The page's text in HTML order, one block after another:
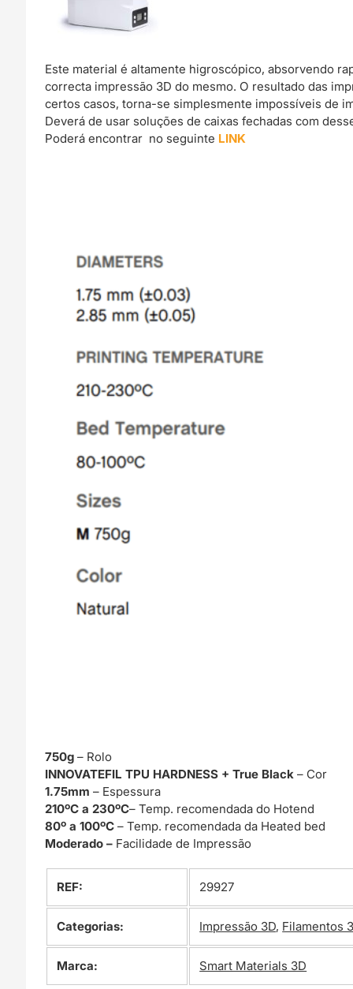
Este material é altamente higroscópico, absorvendo
correcta impressão 3D do mesmo. O resultado das
certos casos, torna-se simplesmente impossíveis de
Deverá de usar soluções de caixas fechadas com
Poderá encontrar no seguinte LINK
750g – Rolo
INNOVATEFIL TPU HARDNESS + True Black– Cor
1.75mm– Espessura
210ºC a 230ºC– Temp. recomendada do Hotend
80º a 100ºC– Temp. recomendada da Heated bed
Moderado – Facilidade de Impressão
REF: 29927
Categorias: Impressão 3D, Filamentos
Marca: Smart Materials 3D